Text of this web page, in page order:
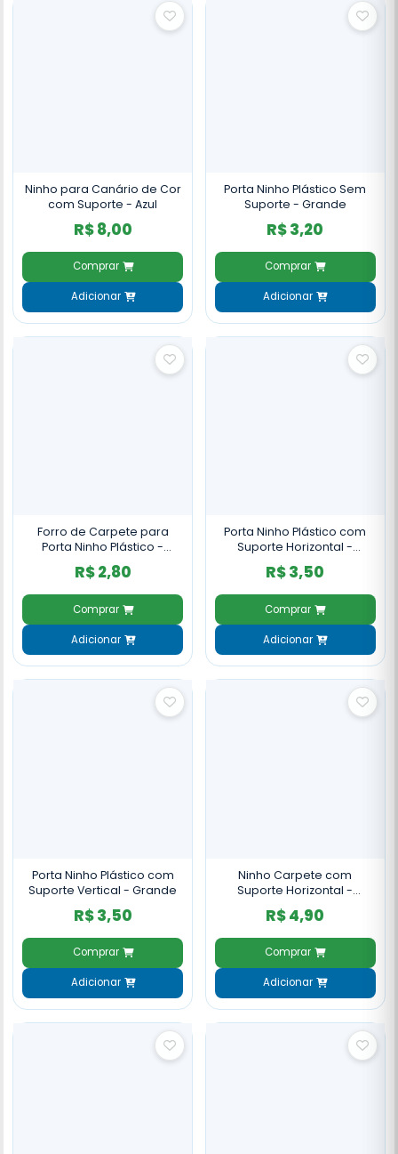
Ninho para Canário de Cor
com Suporte - Azul
R$ 8,00
Comprar
Adicionar
Porta Ninho Plástico Sem
Suporte - Grande
R$ 3,20
Comprar
Adicionar
Forro de Carpete para
Porta Ninho Plástico -
Grande
R$ 2,80
Comprar
Adicionar
Porta Ninho Plástico com
Suporte Horizontal -
Grande
R$ 3,50
Comprar
Adicionar
Porta Ninho Plástico com
Suporte Vertical - Grande
R$ 3,50
Comprar
Adicionar
Ninho Carpete com
Suporte Horizontal -
Grande
R$ 4,90
Comprar
Adicionar